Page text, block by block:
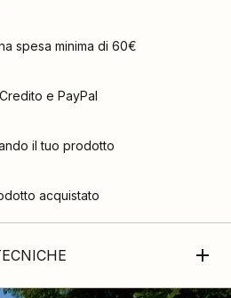
spesa minima di 60€
e PayPal
il tuo prodotto
acquistato